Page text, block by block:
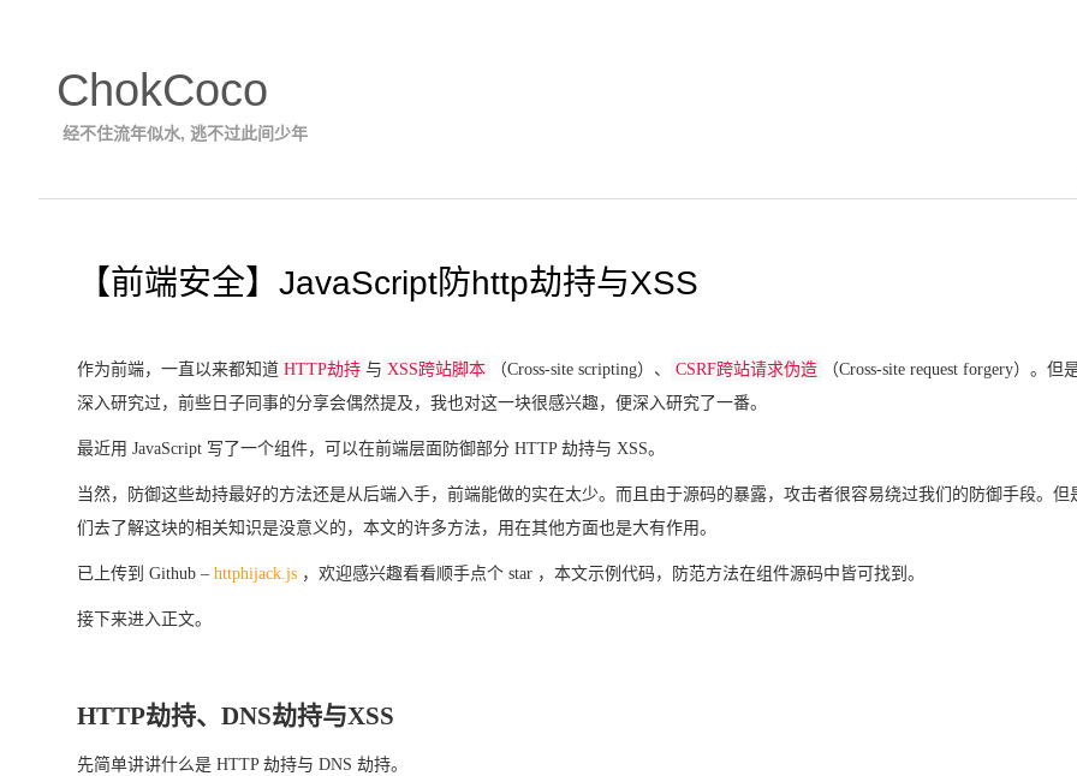
ChokCoco
经不住流年似水, 逃不过此间少年
【前端安全】JavaScript防http劫持与XSS
作为前端，一直以来都知道 HTTP劫持 与 XSS跨站脚本 （Cross-site scripting）、 CSRF跨站请求伪造
（Cross-site request forgery）。但
深入研究过，前些日子同事的分享会偶然提及，我也对这一块很感兴趣，便深入研究了一番。
最近用 JavaScript 写了一个组件，可以在前端层面防御部分 HTTP 劫持与 XSS。
当然，防御这些劫持最好的方法还是从后端入手，前端能做的实在太少。而且由于源码的暴露，攻击者很容易绕过我们的防御手段。但
们去了解这块的相关知识是没意义的，本文的许多方法，用在其他方面也是大有作用。
已上传到 Github – httphijack.js ，欢迎感兴趣看看顺手点个 star ，本文示例代码，防范方法在组件源码中皆可找到。
接下来进入正文。
HTTP劫持、DNS劫持与XSS
先简单讲讲什么是 HTTP 劫持与 DNS 劫持。